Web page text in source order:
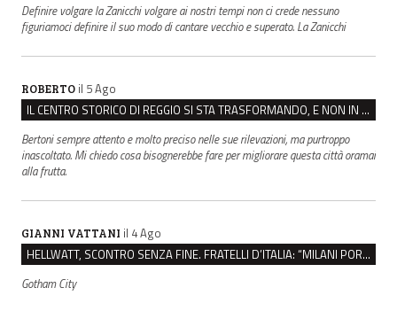
Definire volgare la Zanicchi volgare ai nostri tempi non ci crede nessuno
figuriamoci definire il suo modo di cantare vecchio e superato. La Zanicchi
ROBERTO il 5 Ago
IL CENTRO STORICO DI REGGIO SI STA TRASFORMANDO, E NON IN MEGLIO
Bertoni sempre attento e molto preciso nelle sue rilevazioni, ma purtroppo
inascoltato. Mi chiedo cosa bisognerebbe fare per migliorare questa città oramai
alla frutta.
GIANNI VATTANI il 4 Ago
HELLWATT, SCONTRO SENZA FINE. FRATELLI D’ITALIA: “MILANI PORTA DOCUMENTI, DE FRANCO INSULTI”
Gotham City